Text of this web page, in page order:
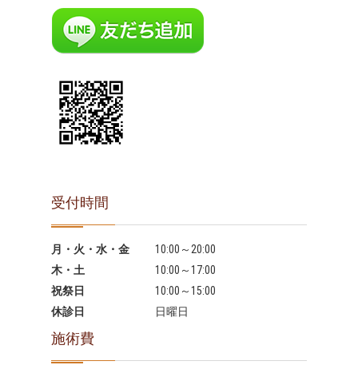
受付時間
月・火・水・金
10:00～20:00
木・土
10:00～17:00
祝祭日
10:00～15:00
休診日
日曜日
施術費